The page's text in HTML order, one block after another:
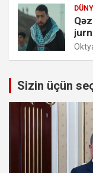
Sizin üçün